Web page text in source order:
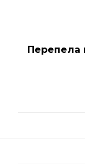
Перепела